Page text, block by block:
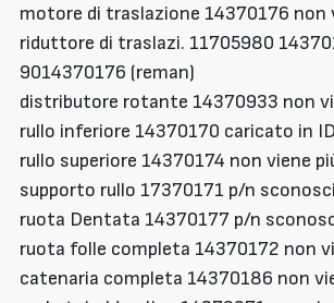
motore di traslazione 14370176 non
riduttore di traslazi. 11705980
9014370176 (reman)
distributore rotante 14370933 non
rullo inferiore 14370170 caricato in
rullo superiore 14370174 non viene
supporto rullo 17370171 p/n
ruota Dentata 14370177 p/n
ruota folle completa 14370172 non
catenaria completa 14370186 non